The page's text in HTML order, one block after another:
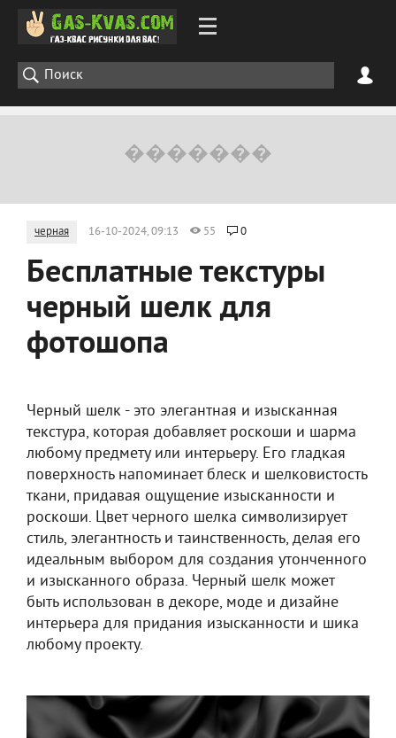
черная 16-10-2024, 09:13 55 0
Бесплатные текстуры
черный шелк для
фотошопа
Черный шелк - это элегантная и изысканная
текстура, которая добавляет роскоши и шарма
любому предмету или интерьеру. Его гладкая
поверхность напоминает блеск и шелковистость
ткани, придавая ощущение изысканности и
роскоши. Цвет черного шелка символизирует
стиль, элегантность и таинственность, делая его
идеальным выбором для создания утонченного
и изысканного образа. Черный шелк может
быть использован в декоре, моде и дизайне
интерьера для придания изысканности и шика
любому проекту.